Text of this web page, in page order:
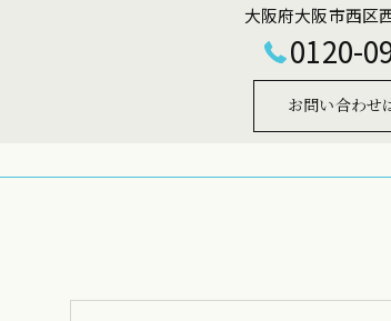
大阪府大阪市西区
0120-
お問い合わせ